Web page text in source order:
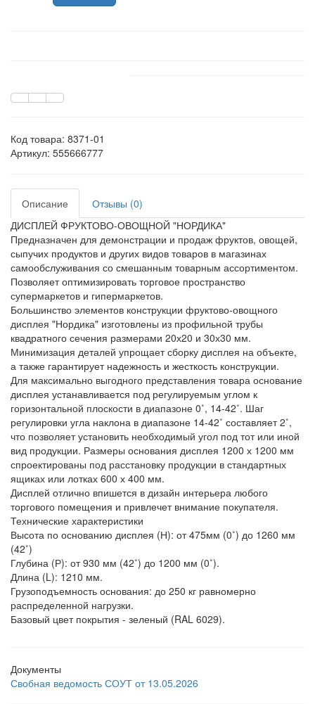
Код товара: 8371-01
Артикул: 555666777
Описание
Отзывы (0)
ДИСПЛЕЙ ФРУКТОВО-ОВОЩНОЙ "НОРДИКА"
Предназначен для демонстрации и продаж фруктов, овощей,
сыпучих продуктов и других видов товаров в магазинах
самообслуживания со смешанным товарным ассортиментом.
Позволяет оптимизировать торговое пространство
супермаркетов и гипермаркетов.
Большинство элементов конструкции фруктово-овощного
дисплея "Нордика" изготовлены из профильной трубы
квадратного сечения размерами 20х20 и 30х30 мм.
Минимизация деталей упрощает сборку дисплея на объекте,
а также гарантирует надежность и жесткость конструкции.
Для максимально выгодного представления товара основание
дисплея устанавливается под регулируемым углом к
горизонтальной плоскости в диапазоне 0˚, 14-42˚. Шаг
регулировки угла наклона в диапазоне 14-42˚ составляет 2˚,
что позволяет установить необходимый угол под тот или иной
вид продукции. Размеры основания дисплея 1200 х 1200 мм
спроектированы под расстановку продукции в стандартных
ящиках или лотках 600 х 400 мм.
Дисплей отлично впишется в дизайн интерьера любого
торгового помещения и привлечет внимание покупателя.
Технические характеристики
Высота по основанию дисплея (Н): от 475мм (0˚) до 1260 мм
(42˚)
Глубина (Р): от 930 мм (42˚) до 1200 мм (0˚).
Длина (L): 1210 мм.
Грузоподъемность основания: до 250 кг равномерно
распределенной нагрузки.
Базовый цвет покрытия - зеленый (RAL 6029).
Документы
Свобная ведомость СОУТ от 13.05.2026